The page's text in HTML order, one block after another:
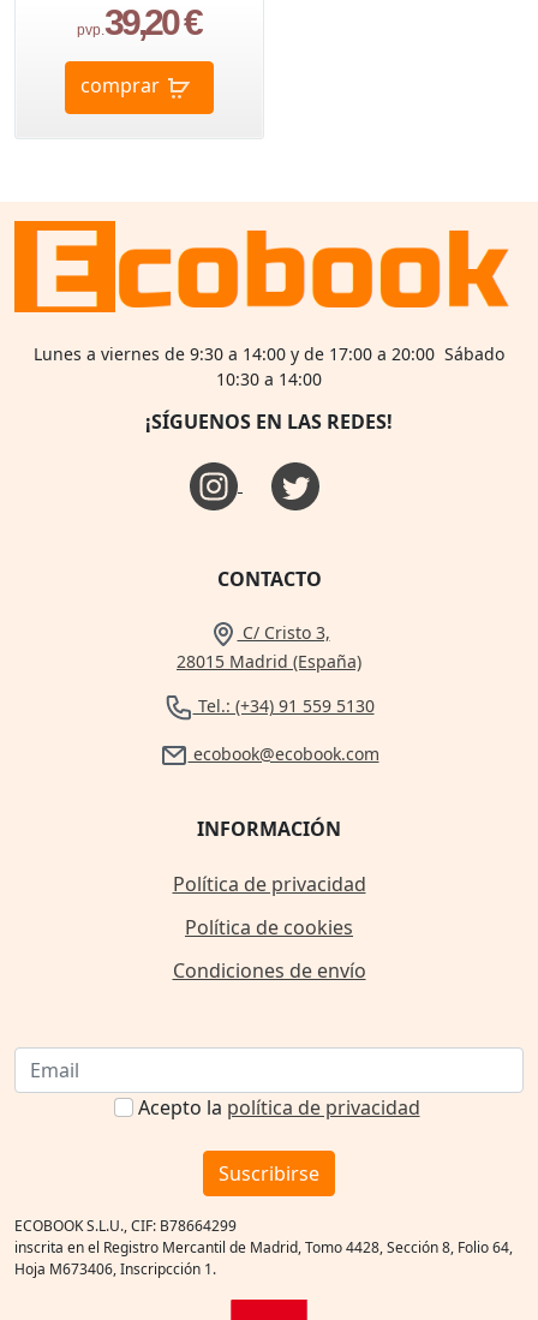
pvp.39,20 €
comprar
Lunes a viernes de 9:30 a 14:00 y de 17:00 a 20:00 Sábado
10:30 a 14:00
¡SÍGUENOS EN LAS REDES!
CONTACTO
C/ Cristo 3,
28015 Madrid (España)
Tel.: (+34) 91 559 5130
ecobook@ecobook.com
INFORMACIÓN
Política de privacidad
Política de cookies
Condiciones de envío
Acepto la política de privacidad
Suscribirse
ECOBOOK S.L.U., CIF: B78664299
inscrita en el Registro Mercantil de Madrid, Tomo 4428, Sección 8, Folio 64,
Hoja M673406, Inscripcción 1.